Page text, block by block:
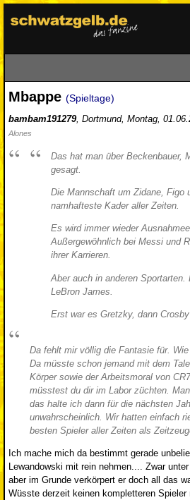
Mbappe (Spieltage)
bambam191279, Dortmund, Montag,
Alones
Das hat man über Beckenbauer,
gesagt.
Die Mannschaft um Zidane, Figo
namhafteste Kader aller Zeiten.
Es wird immer wieder
Außergewöhnlich bei Messi und
ihrer Karrieren.
Aber auch in anderen
LeBron James.
Erst war es Gretzky, dann
Da fehlt mir völlig die Fantasie für.
Da müsste schon jemand mit dem
Körper sowie der Arbeitsmoral von
müsstest du dir im Labor züchten.
das halte ich dann für die nächsten
unwahrscheinlich. Wir hatten einfach
besten Spieler aller Zeiten als
Ich mache mich da bestimmt gerade
Lewandowski mit rein nehmen.... Zwar
aber im Grunde verkörpert er doch all das
Wüsste derzeit keinen kompletteren Spieler